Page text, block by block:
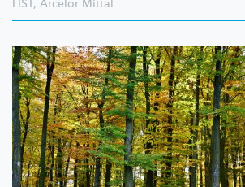
LIST, Arcelor Mittal